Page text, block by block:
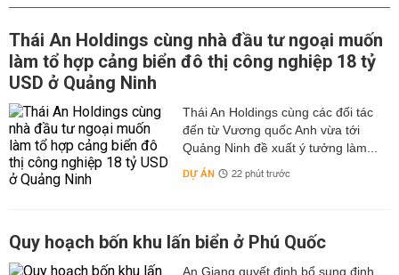
Thái An Holdings cùng nhà đầu tư ngoại muốn
làm tổ hợp cảng biển đô thị công nghiệp 18 tỷ
USD ở Quảng Ninh
Thái An Holdings cùng các đối tác
đến từ Vương quốc Anh vừa tới
Quảng Ninh đề xuất ý tưởng làm...
DỰ ÁN 22 phút trước
Quy hoạch bốn khu lấn biển ở Phú Quốc
An Giang quyết định bổ sung định